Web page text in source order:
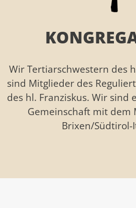
Wir Tertiarschwestern des
sind Mitglieder des
des hl. Franziskus. Wir sind
Gemeinschaft mit dem
Brixen/Südtirol-